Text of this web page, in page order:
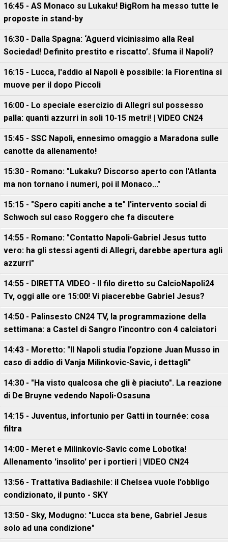
16:45 - AS Monaco su Lukaku! BigRom ha messo tutte le
proposte in stand-by
16:30 - Dalla Spagna: ‘Aguerd vicinissimo alla Real
Sociedad! Definito prestito e riscatto’. Sfuma il Napoli?
16:15 - Lucca, l'addio al Napoli è possibile: la Fiorentina si
muove per il dopo Piccoli
16:00 - Lo speciale esercizio di Allegri sul possesso
palla: quanti azzurri in soli 10-15 metri! | VIDEO CN24
15:45 - SSC Napoli, ennesimo omaggio a Maradona sulle
canotte da allenamento!
15:30 - Romano: "Lukaku? Discorso aperto con l'Atlanta
ma non tornano i numeri, poi il Monaco..."
15:15 - "Spero capiti anche a te" l'intervento social di
Schwoch sul caso Roggero che fa discutere
14:55 - Romano: "Contatto Napoli-Gabriel Jesus tutto
vero: ha gli stessi agenti di Allegri, darebbe apertura agli
azzurri"
14:55 - DIRETTA VIDEO - Il filo diretto su CalcioNapoli24
Tv, oggi alle ore 15:00! Vi piacerebbe Gabriel Jesus?
14:50 - Palinsesto CN24 TV, la programmazione della
settimana: a Castel di Sangro l'incontro con 4 calciatori
14:43 - Moretto: "Il Napoli studia l’opzione Juan Musso in
caso di addio di Vanja Milinkovic-Savic, i dettagli"
14:30 - "Ha visto qualcosa che gli è piaciuto". La reazione
di De Bruyne vedendo Napoli-Osasuna
14:15 - Juventus, infortunio per Gatti in tournée: cosa
filtra
14:00 - Meret e Milinkovic-Savic come Lobotka!
Allenamento 'insolito' per i portieri | VIDEO CN24
13:56 - Trattativa Badiashile: il Chelsea vuole l'obbligo
condizionato, il punto - SKY
13:50 - Sky, Modugno: "Lucca sta bene, Gabriel Jesus
solo ad una condizione"